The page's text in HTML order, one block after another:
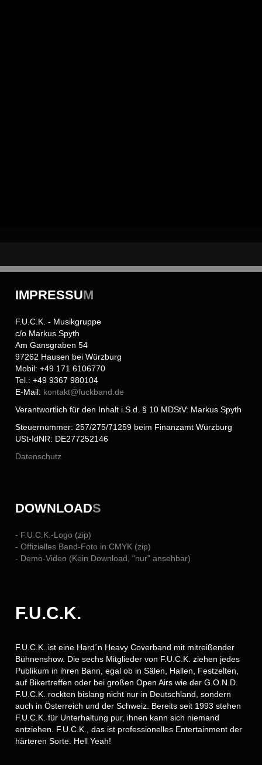
IMPRESSUM
F.U.C.K. - Musikgruppe
c/o Markus Spyth
Am Gansgraben 54
97262 Hausen bei Würzburg
Mobil: +49 171 6106770
Tel.: +49 9367 980104
E-Mail: kontakt@fuckband.de
Verantwortlich für den Inhalt i.S.d. § 10 MDStV: Markus Spyth
Steuernummer: 257/275/71259 beim Finanzamt Würzburg
USt-IdNR: DE277252146
Datenschutz
DOWNLOADS
- F.U.C.K.-Logo (zip)
- Offizielles Band-Foto in CMYK (zip)
- Demo-Video (Kein Download, "nur" ansehbar)
F.U.C.K.
F.U.C.K. ist eine Hard´n Heavy Coverband mit mitreißender
Bühnenshow. Die sechs Mitglieder von F.U.C.K. ziehen jedes
Publikum in ihren Bann, egal ob in Sälen, Hallen, Festzelten,
auf Bikertreffen oder bei großen Open Airs wie der G.O.N.D.
F.U.C.K. rockten bislang nicht nur in Deutschland, sondern
auch in Österreich und der Schweiz. Bereits seit 1993 stehen
F.U.C.K. für Unterhaltung pur, ihnen kann sich niemand
entziehen. F.U.C.K., das ist professionelles Entertainment der
härteren Sorte. Hell Yeah!